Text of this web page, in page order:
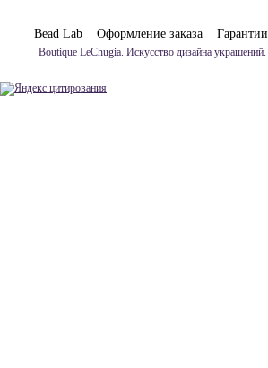
Bead Lab Оформление заказа Гарантии
Boutique LeChugia. Искусство дизайна украшений.